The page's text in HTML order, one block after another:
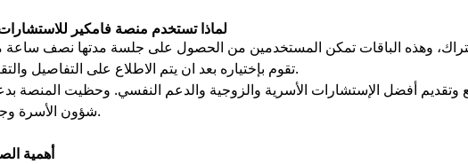
لماذا تستخدم منصة فامكير للاستشارات
وهذه الباقات تمكن المستخدمين من الحصول على جلسة مدتها نصف ساعة
تقوم بإختياره بعد ان يتم الاطلاع على التفاصيل والتقييمات المتعلقة به.
وتقديم أفضل الإستشارات الأسرية والزوجية والدعم النفسي. وحظيت
شؤون الأسرة وجامعة الأميرة نورة.
أهمية الصحة النفسية للفرد